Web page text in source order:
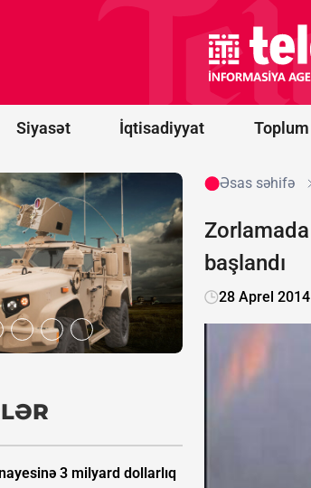
Siyasət İqtisadiyyat Toplum
Novorossiysk
yaxınlığında
türk yük
gəmisinə
PUA hücumu
FOTO
3 milyard dollarlıq
Əsas səhifə
başlandı
28 Aprel